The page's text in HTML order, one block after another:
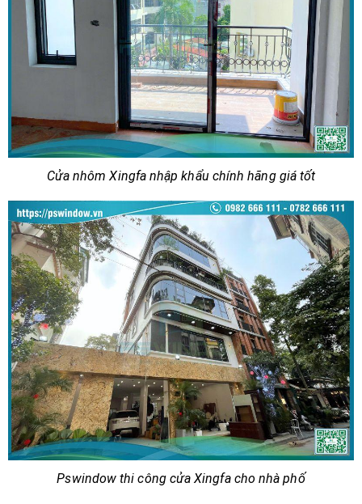
Cửa nhôm Xingfa nhập khẩu chính hãng giá tốt
Pswindow thi công cửa Xingfa cho nhà phố